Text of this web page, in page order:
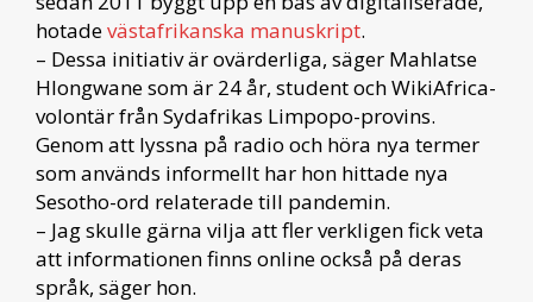
hotadevästafrikanska manuskript.
– Dessa initiativ är ovärderliga, säger Mahlatse
Hlongwane som är 24 år, student och WikiAfrica-
volontär från Sydafrikas Limpopo-provins.
Genom att lyssna på radio och höra nya termer
som används informellt har hon hittade nya
Sesotho-ord relaterade till pandemin.
– Jag skulle gärna vilja att fler verkligen fick veta
att informationen finns online också på deras
språk, säger hon.